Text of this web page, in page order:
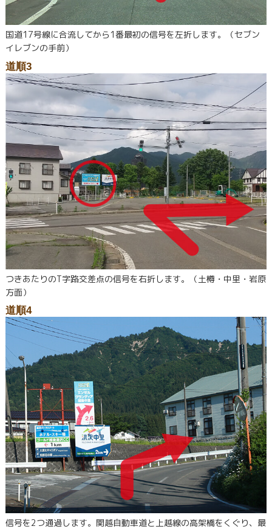
国道17号線に合流してから1番最初の信号を左折します。（セブン
イレブンの手前）
道順3
つきあたりのT字路交差点の信号を右折します。（土樽・中里・岩原
方面）
道順4
信号を2つ通過します。関越自動車道と上越線の高架橋をくぐり、最